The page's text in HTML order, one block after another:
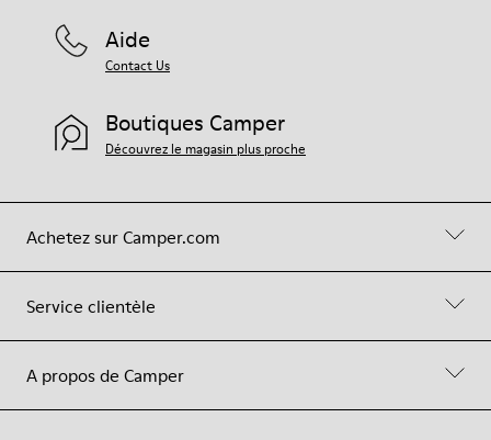
Achetez sur Camper.com
Service clientèle
A propos de Camper
Aide
Contact Us
Boutiques Camper
Découvrez le magasin plus proche